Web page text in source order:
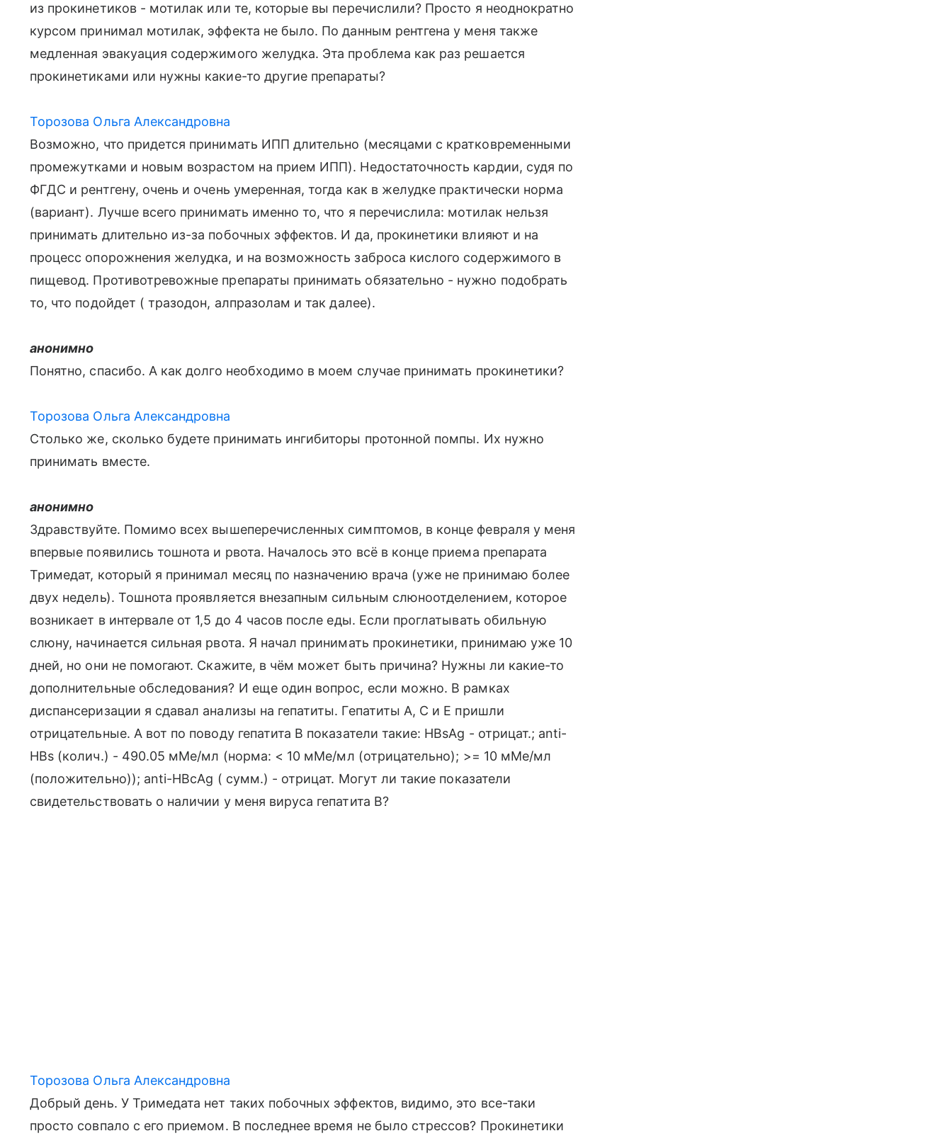
из прокинетиков - мотилак или те, которые вы перечислили? Просто я неоднократно
курсом принимал мотилак, эффекта не было. По данным рентгена у меня также
медленная эвакуация содержимого желудка. Эта проблема как раз решается
прокинетиками или нужны какие-то другие препараты?
Торозова Ольга Александровна
Возможно, что придется принимать ИПП длительно (месяцами с кратковременными
промежутками и новым возрастом на прием ИПП). Недостаточность кардии, судя по
ФГДС и рентгену, очень и очень умеренная, тогда как в желудке практически норма
(вариант). Лучше всего принимать именно то, что я перечислила: мотилак нельзя
принимать длительно из-за побочных эффектов. И да, прокинетики влияют и на
процесс опорожнения желудка, и на возможность заброса кислого содержимого в
пищевод. Противотревожные препараты принимать обязательно - нужно подобрать
то, что подойдет ( тразодон, алпразолам и так далее).
анонимно
Понятно, спасибо. А как долго необходимо в моем случае принимать прокинетики?
Торозова Ольга Александровна
Столько же, сколько будете принимать ингибиторы протонной помпы. Их нужно
принимать вместе.
анонимно
Здравствуйте. Помимо всех вышеперечисленных симптомов, в конце февраля у меня
впервые появились тошнота и рвота. Началось это всё в конце приема препарата
Тримедат, который я принимал месяц по назначению врача (уже не принимаю более
двух недель). Тошнота проявляется внезапным сильным слюноотделением, которое
возникает в интервале от 1,5 до 4 часов после еды. Если проглатывать обильную
слюну, начинается сильная рвота. Я начал принимать прокинетики, принимаю уже 10
дней, но они не помогают. Скажите, в чём может быть причина? Нужны ли какие-то
дополнительные обследования? И еще один вопрос, если можно. В рамках
диспансеризации я сдавал анализы на гепатиты. Гепатиты A, C и E пришли
отрицательные. А вот по поводу гепатита B показатели такие: HBsAg - отрицат.; anti-
HBs (колич.) - 490.05 мМе/мл (норма: < 10 мМе/мл (отрицательно); >= 10 мМе/мл
(положительно)); anti-HBcAg ( сумм.) - отрицат. Могут ли такие показатели
свидетельствовать о наличии у меня вируса гепатита B?
Торозова Ольга Александровна
Добрый день. У Тримедата нет таких побочных эффектов, видимо, это все-таки
просто совпало с его приемом. В последнее время не было стрессов? Прокинетики